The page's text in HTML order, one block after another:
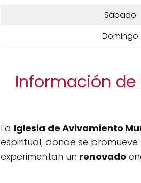
Sábado
Domingo
Información de
La Iglesia de Avivamiento
espiritual, donde se promueve
experimentan un renovado